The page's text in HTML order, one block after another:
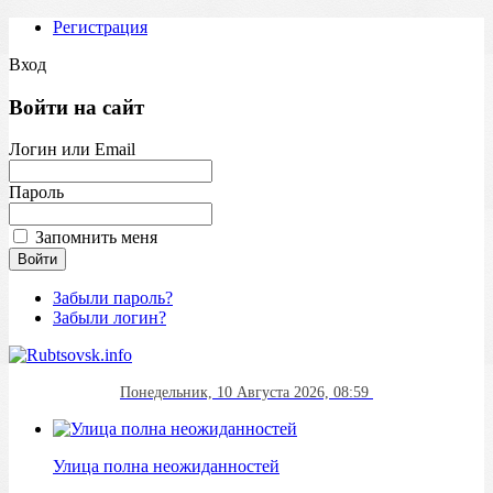
Регистрация
Вход
Войти на сайт
Логин или Email
Пароль
Запомнить меня
Забыли пароль?
Забыли логин?
Понедельник, 10 Августа 2026, 08:59
Улица полна неожиданностей